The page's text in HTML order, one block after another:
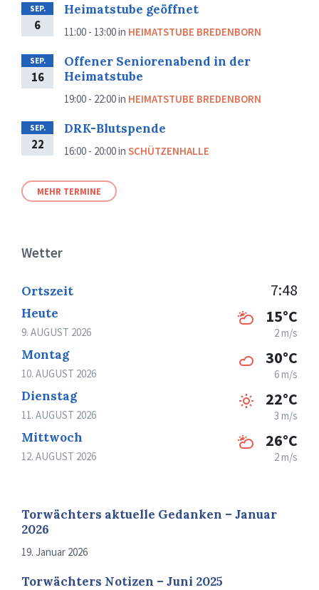
SEP.
6
Heimatstube geöffnet
11:00 - 13:00in HEIMATSTUBE BREDENBORN
SEP.
16
Offener Seniorenabend in der
Heimatstube
19:00 - 22:00in HEIMATSTUBE BREDENBORN
SEP.
22
DRK-Blutspende
16:00 - 20:00in SCHÜTZENHALLE
MEHR TERMINE
Wetter
Ortszeit 7:48
Heute
9. AUGUST 2026
15°C
2 m/s
Montag
10. AUGUST 2026
30°C
6 m/s
Dienstag
11. AUGUST 2026
22°C
3 m/s
Mittwoch
12. AUGUST 2026
26°C
2 m/s
Torwächters aktuelle Gedanken – Januar
2026
19. Januar 2026
Torwächters Notizen – Juni 2025